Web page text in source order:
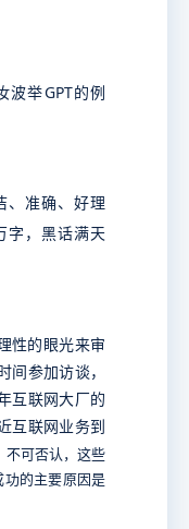
波举GPT的例
、 准确、好理
字，黑话满天
性的眼光来审
参加访谈，
互联网大厂的
互联网业务到
不可否认，这些
的主要原因是